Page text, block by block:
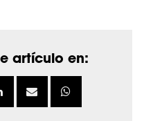
artículo en: